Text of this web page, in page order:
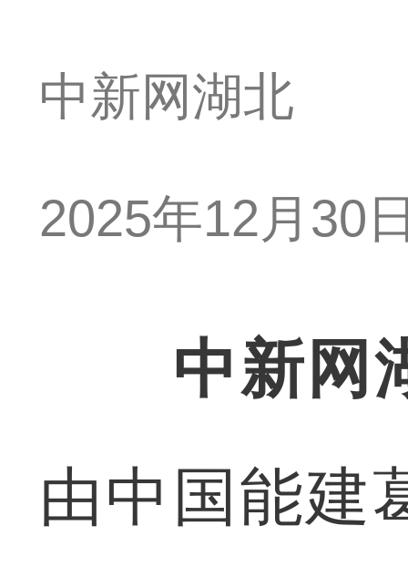
中新网湖北
2025年12月30
中新网
由中国能建